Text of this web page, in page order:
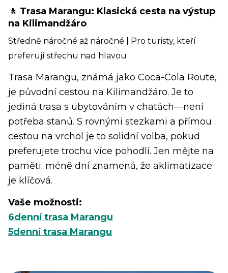
🚶 Trasa Marangu: Klasická cesta na výstup
na Kilimandžáro
Středně náročné až náročné | Pro turisty, kteří
preferují střechu nad hlavou
Trasa Marangu, známá jako Coca-Cola Route,
je původní cestou na Kilimandžáro. Je to
jediná trasa s ubytováním v chatách—není
potřeba stanů. S rovnými stezkami a přímou
cestou na vrchol je to solidní volba, pokud
preferujete trochu více pohodlí. Jen mějte na
paměti: méně dní znamená, že aklimatizace
je klíčová.
Vaše možnosti:
6denní trasa Marangu
5denní trasa Marangu